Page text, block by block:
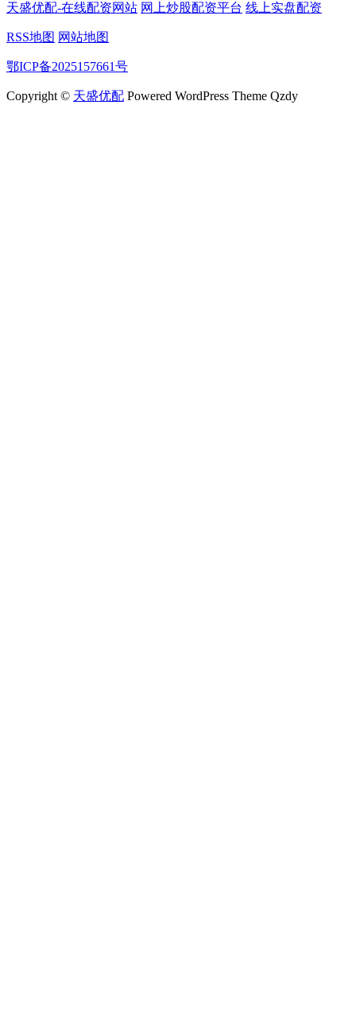
天盛优配-在线配资网站 网上炒股配资平台 线上实盘配资
RSS地图 网站地图
鄂ICP备2025157661号
Copyright © 天盛优配 Powered WordPress Theme Qzdy